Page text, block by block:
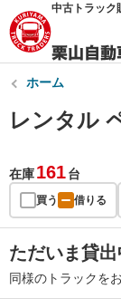
中古トラック
ホーム
レンタル
在庫161台
買う 借りる
ただいま貸出
同様のトラックを